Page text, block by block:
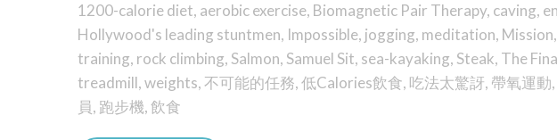
1200-calorie diet, aerobic exercise, Biomagnetic Pair Therapy, caving,
Hollywood's leading stuntmen, Impossible, jogging, meditation, Mission,
training, rock climbing, Salmon, Samuel Sit, sea-kayaking, Steak, The
treadmill,weights, 不可能的任務,低Calories飲食, 吃法太驚訝, 帶氧運動,
員, 跑步機,飲食